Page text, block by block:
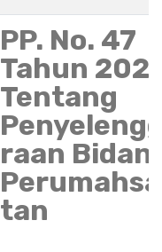
PP. No. 47
Tahun
Tentang
raan
tan